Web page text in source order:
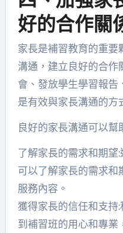
好的合作關
家長是補習教育的重
溝通，建立良好的合作
會、發放學生學習報
是有效與家長溝通的方
良好的家長溝通可以幫
了解家長的需求和期望
可以了解家長的需求和
服務內容。
獲得家長的信任和支持
到補習班的用心和專業